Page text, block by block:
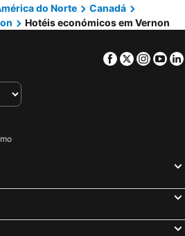
do Norte
Canadá
Hotéis económicos em Vernon
Facebook
Twitter